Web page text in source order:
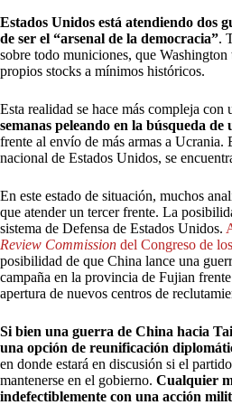
Estados Unidos está atendiendo dos
de ser el “arsenal de la democracia”.
sobre todo municiones, que
propios stocks a mínimos históricos.
Esta realidad se hace más compleja con
semanas peleando en la búsqueda
frente al envío de más armas a
nacional de Estados Unidos, se
En este estado de situación, muchos
que atender un tercer frente. La
sistema de Defensa de Estados Unidos.
Review Commission del Congreso de
posibilidad de que China lance una
campaña en la provincia de Fujian
apertura de nuevos centros de
Si bien una guerra de China hacia
una opción de reunificación
en donde estará en discusión si el
mantenerse en el gobierno. Cualquier
indefectiblemente con una acción